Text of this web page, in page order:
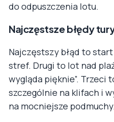
do odpuszczenia lotu.
Najczęstsze błędy
Najczęstszy błąd to
stref. Drugi to lot nad
wygląda pięknie”. Trzeci
szczególnie na klifach i
na mocniejsze